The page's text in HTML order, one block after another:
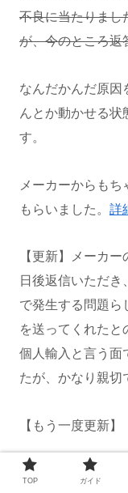
不良に当たりまし
が、今のところ返
なんだかんだ原因
んとか動かせる状
す。
メーカーからも
もらいました。 詳
【更新】メーカ
日後返信いただ
で発生する問題ら
を送ってくれたと
個人輸入と言う面
たが、かなり親切
【もう一度更新】
開封紹介記事公開
TOP ガイド